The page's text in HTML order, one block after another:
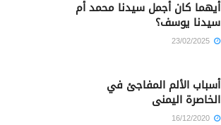
أيهما كان أجمل سيدنا محمد أم
سيدنا يوسف؟
أسباب الألم المفاجئ في
الخاصرة اليمنى